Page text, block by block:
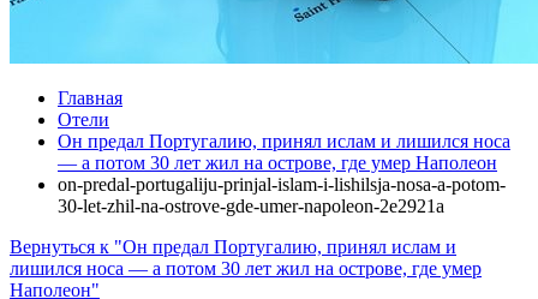
Главная
Отели
Он предал Португалию, принял ислам и лишился носа
— а потом 30 лет жил на острове, где умер Наполеон
on-predal-portugaliju-prinjal-islam-i-lishilsja-nosa-a-potom-
30-let-zhil-na-ostrove-gde-umer-napoleon-2e2921a
Вернуться к "Он предал Португалию, принял ислам и
лишился носа — а потом 30 лет жил на острове, где умер
Наполеон"